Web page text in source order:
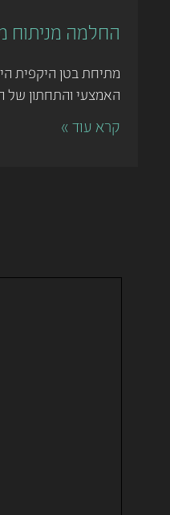
החלמה מניתוח
מתיחת בטן היקפית
האמצעי והתחתון של
קרא עוד »